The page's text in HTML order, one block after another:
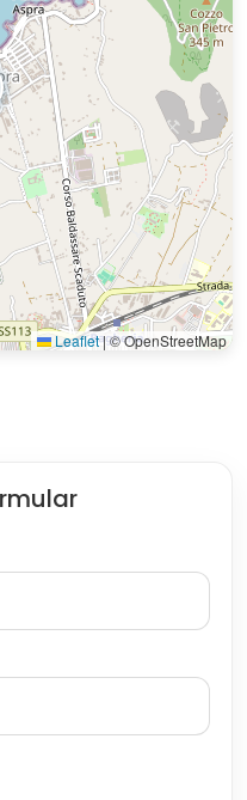
Leaflet|© OpenStreetMap